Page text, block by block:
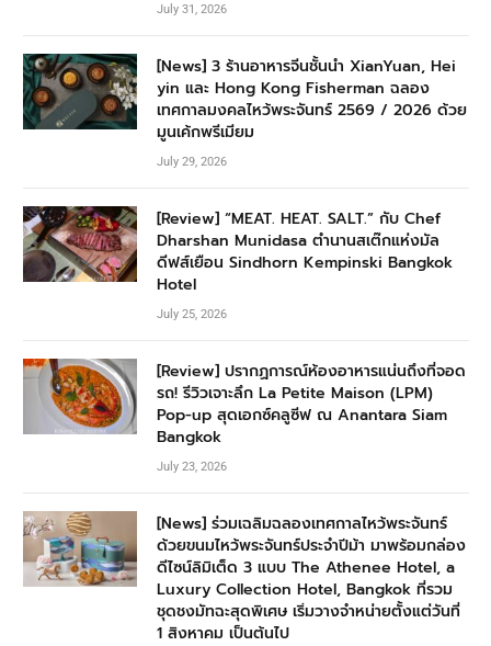
July 31, 2026
[News] 3 ร้านอาหารจีนชั้นนำ XianYuan, Hei
yin และ Hong Kong Fisherman ฉลอง
เทศกาลมงคลไหว้พระจันทร์ 2569 / 2026 ด้วย
มูนเค้กพรีเมียม
July 29, 2026
[Review] “MEAT. HEAT. SALT.” กับ Chef
Dharshan Munidasa ตำนานสเต๊กแห่งมัล
ดีฟส์เยือน Sindhorn Kempinski Bangkok
Hotel
July 25, 2026
[Review] ปรากฏการณ์ห้องอาหารแน่นถึงที่จอด
รถ! รีวิวเจาะลึก La Petite Maison (LPM)
Pop-up สุดเอกซ์คลูซีฟ ณ Anantara Siam
Bangkok
July 23, 2026
[News] ร่วมเฉลิมฉลองเทศกาลไหว้พระจันทร์
ด้วยขนมไหว้พระจันทร์ประจำปีม้า มาพร้อมกล่อง
ดีไซน์ลิมิเต็ด 3 แบบ The Athenee Hotel, a
Luxury Collection Hotel, Bangkok ที่รวม
ชุดชงมัทฉะสุดพิเศษ เริ่มวางจำหน่ายตั้งแต่วันที่
1 สิงหาคม เป็นต้นไป